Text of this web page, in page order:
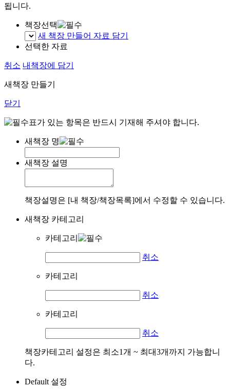
됩니다.
책장선택
새 책장 만들어 자료 담기
선택한 자료
취소 내책장에 담기
새책장 만들기
닫기
표가 있는 항목은 반드시 기재해 주셔야 합니다.
새책장 명
새책장 설명
책장설명은 [내 책장/책장목록]에서 수정할 수 있습니다.
새책장 카테고리
카테고리
취소
카테고리
취소
카테고리
취소
책장카테고리 설정은 최소1개 ~ 최대3개까지 가능합니
다.
Default 설정